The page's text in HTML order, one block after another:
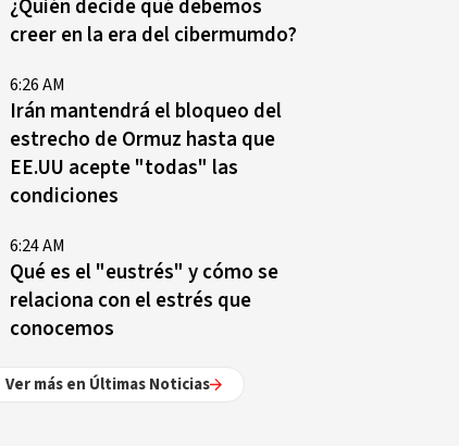
¿Quién decide qué debemos
creer en la era del cibermumdo?
6:26 AM
Irán mantendrá el bloqueo del
estrecho de Ormuz hasta que
EE.UU acepte "todas" las
condiciones
6:24 AM
Qué es el "eustrés" y cómo se
relaciona con el estrés que
conocemos
Ver más en Últimas Noticias